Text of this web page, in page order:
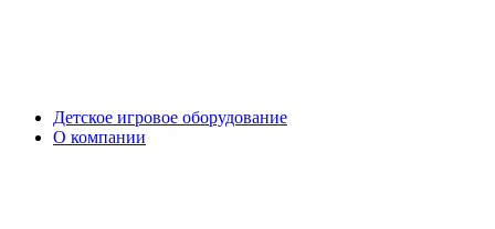
Детское игровое оборудование
О компании